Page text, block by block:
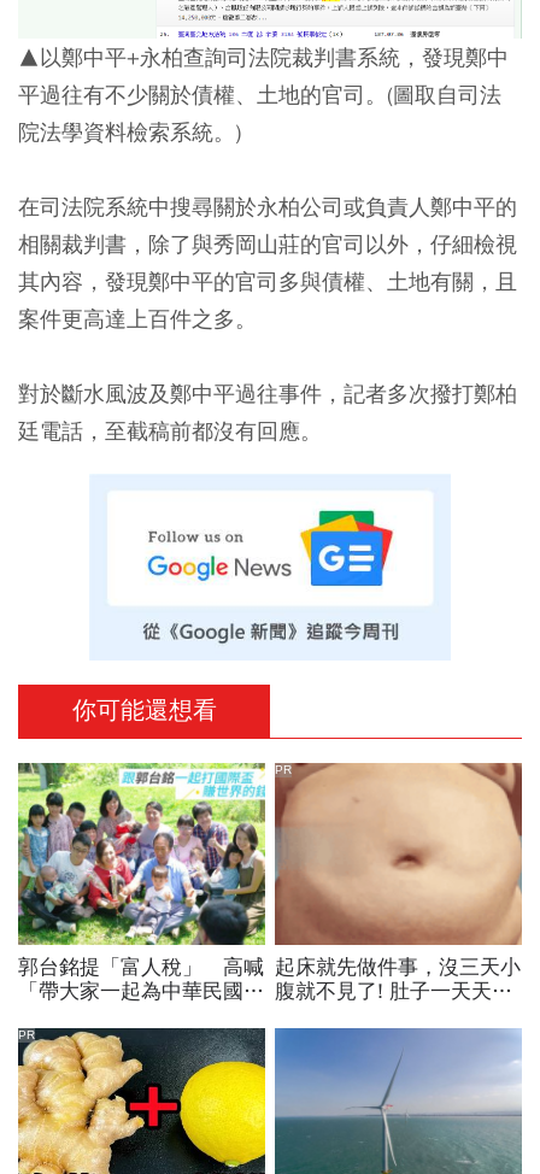
▲以鄭中平+永柏查詢司法院裁判書系統，發現鄭中
平過往有不少關於債權、土地的官司。(圖取自司法
院法學資料檢索系統。)
在司法院系統中搜尋關於永柏公司或負責人鄭中平的
相關裁判書，除了與秀岡山莊的官司以外，仔細檢視
其內容，發現鄭中平的官司多與債權、土地有關，且
案件更高達上百件之多。
對於斷水風波及鄭中平過往事件，記者多次撥打鄭柏
廷電話，至截稿前都沒有回應。
你可能還想看
郭台銘提「富人稅」 高喊
「帶大家一起為中華民國賺
起床就先做件事，沒三天小
腹就不見了! 肚子一天天變
PR
PR